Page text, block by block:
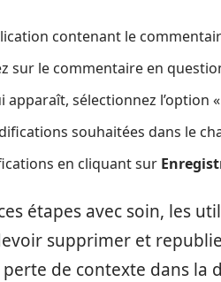
contenant le
sur le commentaire en
apparaît, sélectionnez l’option «
souhaitées dans le
en cliquant sur
étapes avec soin, les
supprimer et
de contexte dans la